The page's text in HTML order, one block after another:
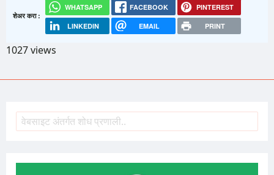
शेअर करा :
WHATSAPP FACEBOOK PINTEREST
LINKEDIN EMAIL PRINT
1027 views
शोध
Search